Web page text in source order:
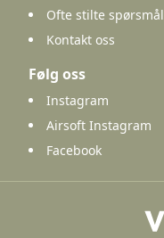
Ofte stilte spørsmål
Kontakt oss
Følg oss
Instagram
Airsoft Instagram
Facebook